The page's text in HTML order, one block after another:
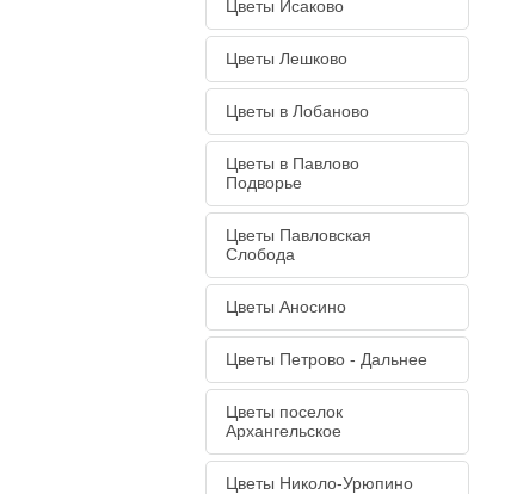
Цветы Исаково
Цветы Лешково
Цветы в Лобаново
Цветы в Павлово
Подворье
Цветы Павловская
Слобода
Цветы Аносино
Цветы Петрово - Дальнее
Цветы поселок
Архангельское
Цветы Николо-Урюпино